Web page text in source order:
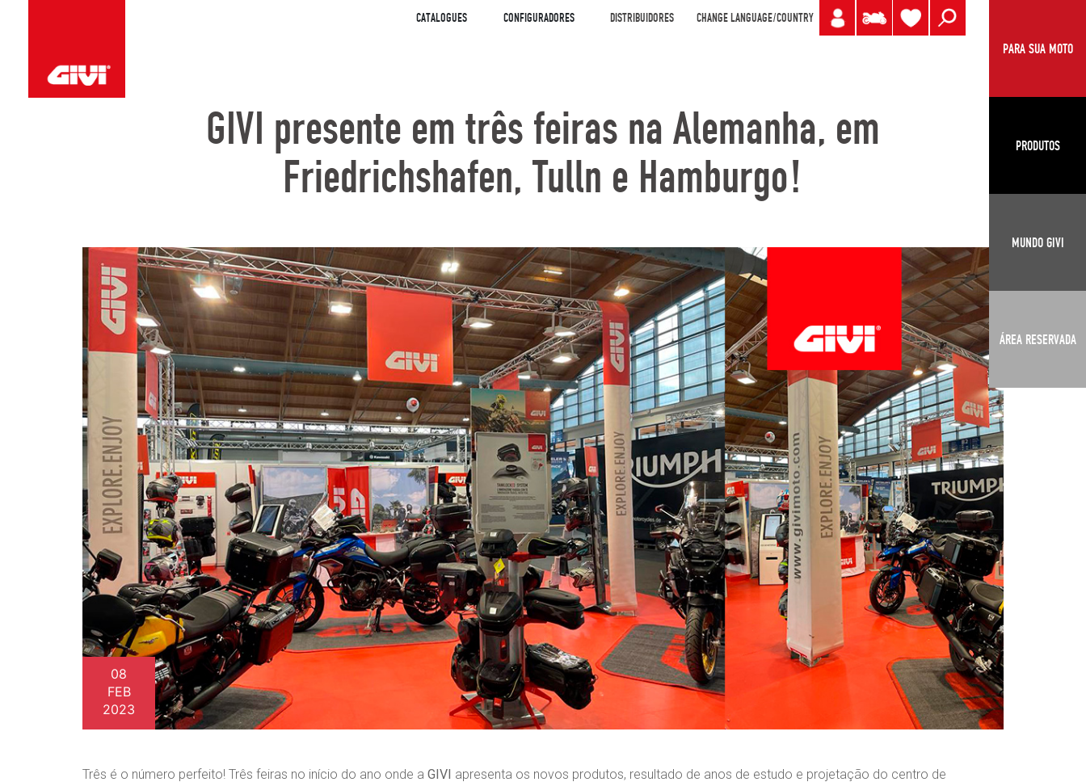
CATALOGUES CONFIGURADORES DISTRIBUIDORES CHANGE LANGUAGE/COUNTRY
PARA SUA MOTO
PRODUTOS
MUNDO GIVI
ÁREA RESERVADA
GIVI presente em três feiras na Alemanha, em
Friedrichshafen, Tulln e Hamburgo!
08
FEB
2023
Três é o número perfeito! Três feiras no início do ano onde a GIVI apresenta os novos produtos, resultado de anos de estudo e projetação do centro de